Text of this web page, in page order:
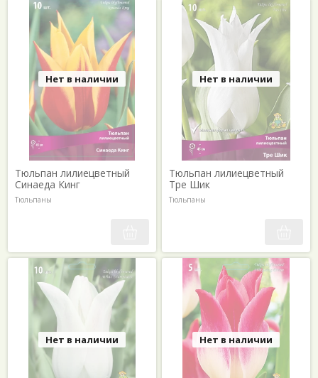
Нет в наличии
Тюльпан лилиецветный
Синаеда Кинг
Тюльпаны
Нет в наличии
Тюльпан лилиецветный
Тре Шик
Тюльпаны
Нет в наличии Нет в наличии